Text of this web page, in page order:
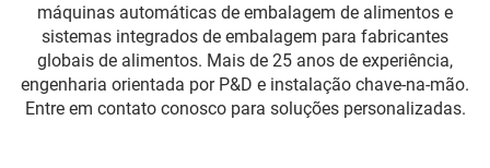
máquinas automáticas de embalagem de alimentos e
sistemas integrados de embalagem para fabricantes
globais de alimentos. Mais de 25 anos de experiência,
engenharia orientada por P&D e instalação chave-na-mão.
Entre em contato conosco para soluções personalizadas.